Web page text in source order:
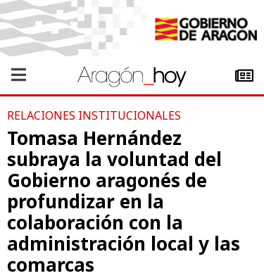
RELACIONES INSTITUCIONALES
Tomasa Hernández
subraya la voluntad del
Gobierno aragonés de
profundizar en la
colaboración con la
administración local y las
comarcas